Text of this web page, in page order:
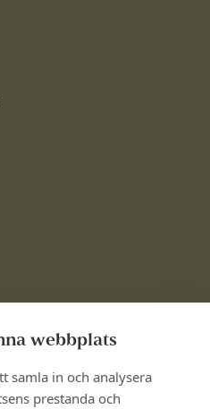
webbplats
samla in och analysera
prestanda och